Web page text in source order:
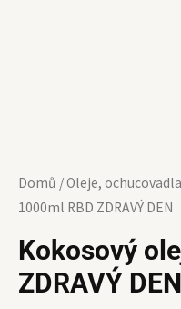
Domů /Oleje,
1000ml RBD ZDRAVÝ DEN
Kokosový
ZDRAVÝ DEN